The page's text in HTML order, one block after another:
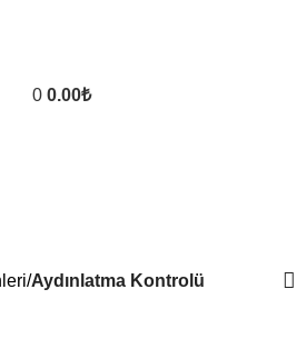
0 0.00₺
Aydınlatma Kontrolü